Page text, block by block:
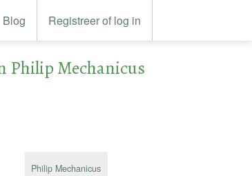
Blog Registreer of log in
Philip Mechanicus
Philip Mechanicus